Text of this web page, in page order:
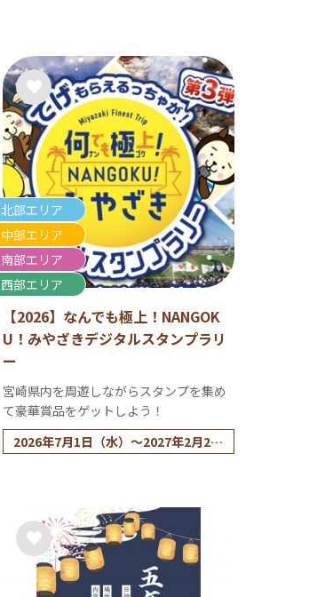
北部エリア
中部エリア
南部エリア
西部エリア
【2026】なんでも極上！NANGOK
U！みやざきデジタルスタンプラリ
ー
宮崎県内を周遊しながらスタンプを集め
て豪華賞品をゲットしよう！
2026年7月1日（水）～2027年2月28